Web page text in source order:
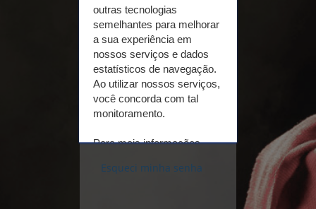
Nãotenho
cadastro
Realizar cadastro
Esqueci minha senha
outras tecnologias
semelhantes para melhorar
a sua experiência em
nossos serviços e dados
estatísticos de navegação.
Ao utilizar nossos serviços,
você concorda com tal
monitoramento.
Para mais informações,
Uso e Política de